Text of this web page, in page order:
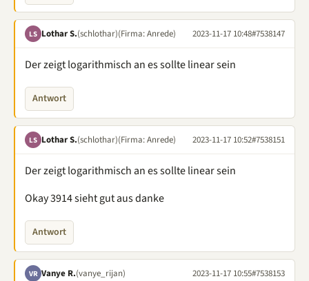
LS Lothar S.(schlothar)(Firma: Anrede) 2023-11-17 10:48#7538147
Der zeigt logarithmisch an es sollte linear sein
Antwort
LS Lothar S.(schlothar)(Firma: Anrede) 2023-11-17 10:52#7538151
Der zeigt logarithmisch an es sollte linear sein
Okay 3914 sieht gut aus danke
Antwort
VR Vanye R.(vanye_rijan) 2023-11-17 10:55#7538153